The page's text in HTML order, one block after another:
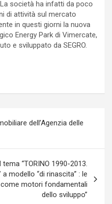
società ha infatti da poco
di attività sul mercato
in questi giorni la nuova
Energy Park di Vimercate,
e sviluppato da SEGRO.
dell’Agenzia delle
“TORINO 1990-2013.
a modello “di rinascita” : le
motori fondamentali
dello sviluppo”